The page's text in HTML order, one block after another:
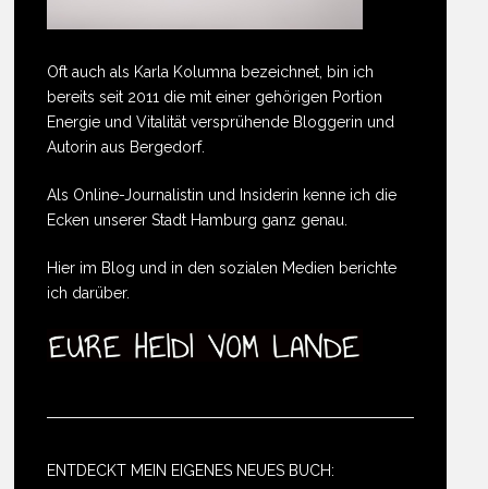
Oft auch als Karla Kolumna bezeichnet, bin ich
bereits seit 2011 die mit einer gehörigen Portion
Energie und Vitalität versprühende Bloggerin und
Autorin aus Bergedorf.
Als Online-Journalistin und Insiderin kenne ich die
Ecken unserer Stadt Hamburg ganz genau.
Hier im Blog und in den sozialen Medien berichte
ich darüber.
ENTDECKT MEIN EIGENES NEUES BUCH: